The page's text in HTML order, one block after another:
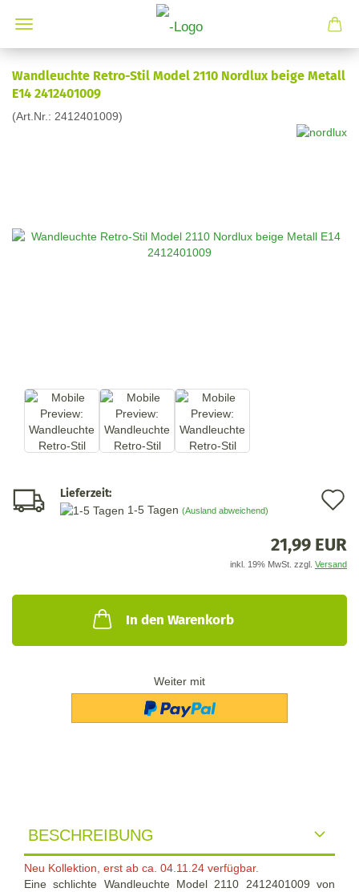
Wandleuchte Retro-Stil Model 2110 Nordlux beige Metall
E14 2412401009
(Art.Nr.: 2412401009)
Lieferzeit:
1-5 Tagen (Ausland abweichend)
21,99 EUR
inkl. 19% MwSt. zzgl. Versand
In den Warenkorb
Weiter mit
BESCHREIBUNG
Neu Kollektion, erst ab ca. 04.11.24 verfügbar.
Eine schlichte Wandleuchte Model 2110 2412401009 von